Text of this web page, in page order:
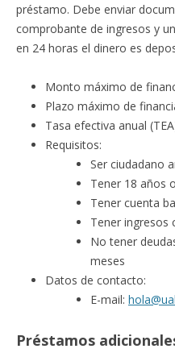
préstamo. Debe enviar
comprobante de ingresos y
en 24 horas el dinero es
Monto máximo de
Plazo máximo de
Tasa efectiva anual
Requisitos:
Ser ciudadano
Tener 18 años
Tener cuenta
Tener ingresos
No tener
meses
Datos de contacto:
E-mail:
Préstamos